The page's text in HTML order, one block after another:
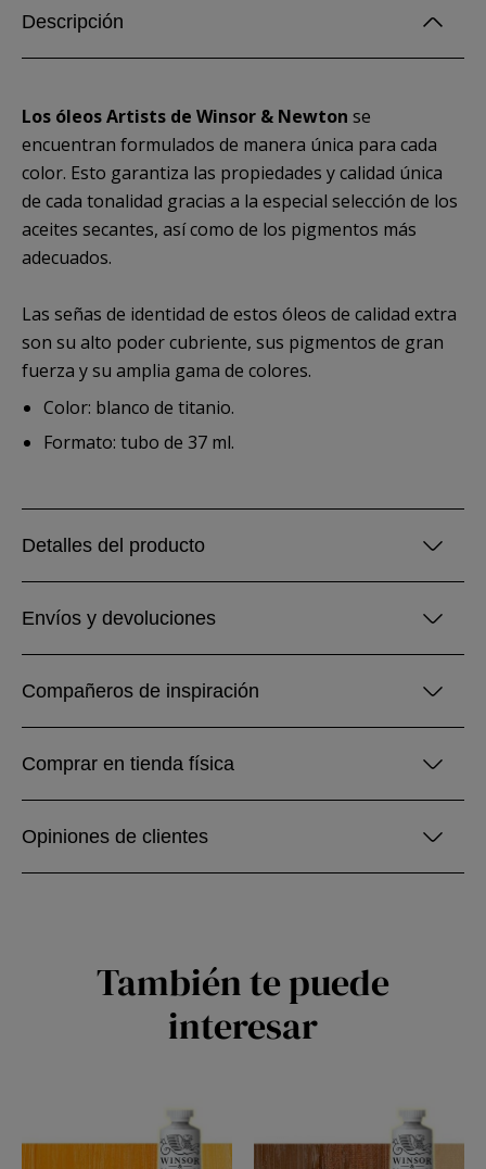
Descripción
Los óleos Artists de Winsor & Newton se
encuentran formulados de manera única para cada
color. Esto garantiza las propiedades y calidad única
de cada tonalidad gracias a la especial selección de los
aceites secantes, así como de los pigmentos más
adecuados.
Las señas de identidad de estos óleos de calidad extra
son su alto poder cubriente, sus pigmentos de gran
fuerza y su amplia gama de colores.
Color: blanco de titanio.
Formato: tubo de 37 ml.
Detalles del producto
Envíos y devoluciones
Compañeros de inspiración
Comprar en tienda física
Opiniones de clientes
También te puede
interesar